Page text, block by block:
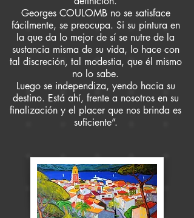
Georges COULOMB no se satisface
fácilmente, se preocupa. Si su pintura en
la que da lo mejor de sí se nutre de la
sustancia misma de su vida, lo hace con
tal discreción, tal modestia, que él mismo
no lo sabe.
Luego se independiza, yendo hacia su
destino. Está ahí, frente a nosotros en su
finalización y el placer que nos brinda es
suficiente”.